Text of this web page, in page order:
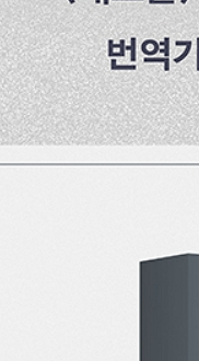
없으니까
네요?
주인공이 되다니
는 사람이었을까